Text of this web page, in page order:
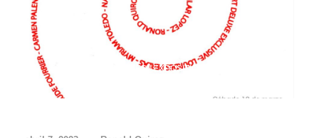
EXPOSICIONES / EXPOSITION